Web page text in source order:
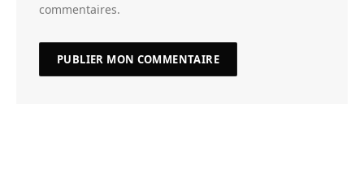
commentaires.